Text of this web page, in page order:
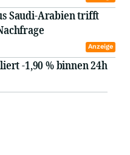
Saudi-Arabien trifft
Anzeige
-1,90 % binnen 24h